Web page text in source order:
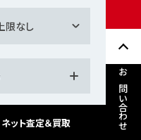
お問い合わせ
上限なし
ネット査定＆買取